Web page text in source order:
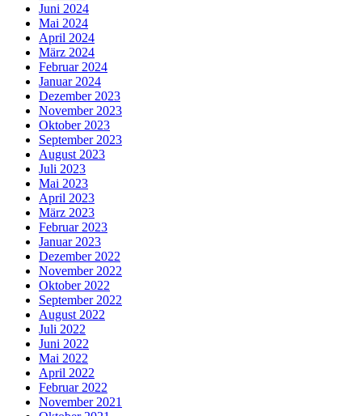
Juni 2024
Mai 2024
April 2024
März 2024
Februar 2024
Januar 2024
Dezember 2023
November 2023
Oktober 2023
September 2023
August 2023
Juli 2023
Mai 2023
April 2023
März 2023
Februar 2023
Januar 2023
Dezember 2022
November 2022
Oktober 2022
September 2022
August 2022
Juli 2022
Juni 2022
Mai 2022
April 2022
Februar 2022
November 2021